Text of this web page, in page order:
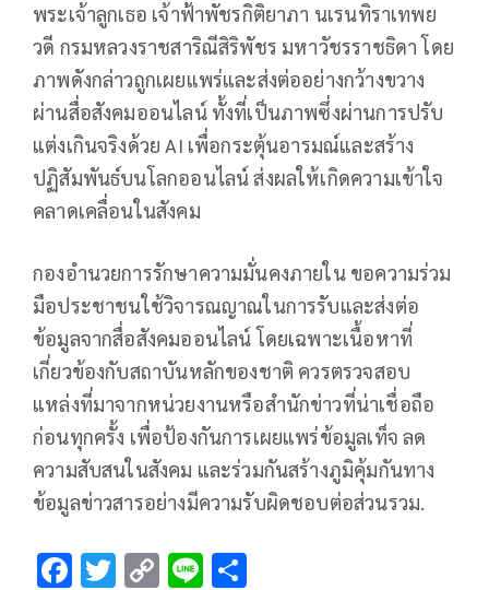
พระเจ้าลูกเธอ เจ้าฟ้าพัชรกิติยาภา นเรนทิราเทพย
วดี กรมหลวงราชสาริณีสิริพัชร มหาวัชรราชธิดา โดย
ภาพดังกล่าวถูกเผยแพร่และส่งต่ออย่างกว้างขวาง
ผ่านสื่อสังคมออนไลน์ ทั้งที่เป็นภาพซึ่งผ่านการปรับ
แต่งเกินจริงด้วย AI เพื่อกระตุ้นอารมณ์และสร้าง
ปฏิสัมพันธ์บนโลกออนไลน์ ส่งผลให้เกิดความเข้าใจ
คลาดเคลื่อนในสังคม
กองอำนวยการรักษาความมั่นคงภายใน ขอความร่วม
มือประชาชนใช้วิจารณญาณในการรับและส่งต่อ
ข้อมูลจากสื่อสังคมออนไลน์ โดยเฉพาะเนื้อหาที่
เกี่ยวข้องกับสถาบันหลักของชาติ ควรตรวจสอบ
แหล่งที่มาจากหน่วยงานหรือสำนักข่าวที่น่าเชื่อถือ
ก่อนทุกครั้ง เพื่อป้องกันการเผยแพร่ข้อมูลเท็จ ลด
ความสับสนในสังคม และร่วมกันสร้างภูมิคุ้มกันทาง
ข้อมูลข่าวสารอย่างมีความรับผิดชอบต่อส่วนรวม.
F T C Li